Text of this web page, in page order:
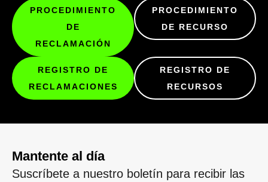
PROCEDIMIENTO
DE
RECLAMACIÓN
PROCEDIMIENTO
DE RECURSO
REGISTRO DE
RECLAMACIONES
REGISTRO DE
RECURSOS
Mantente al día
Suscríbete a nuestro boletín para recibir las